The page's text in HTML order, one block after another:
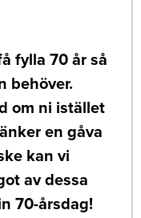
fylla 70 år så
behöver.
om ni istället
en gåva
kan vi
av dessa
70-årsdag!